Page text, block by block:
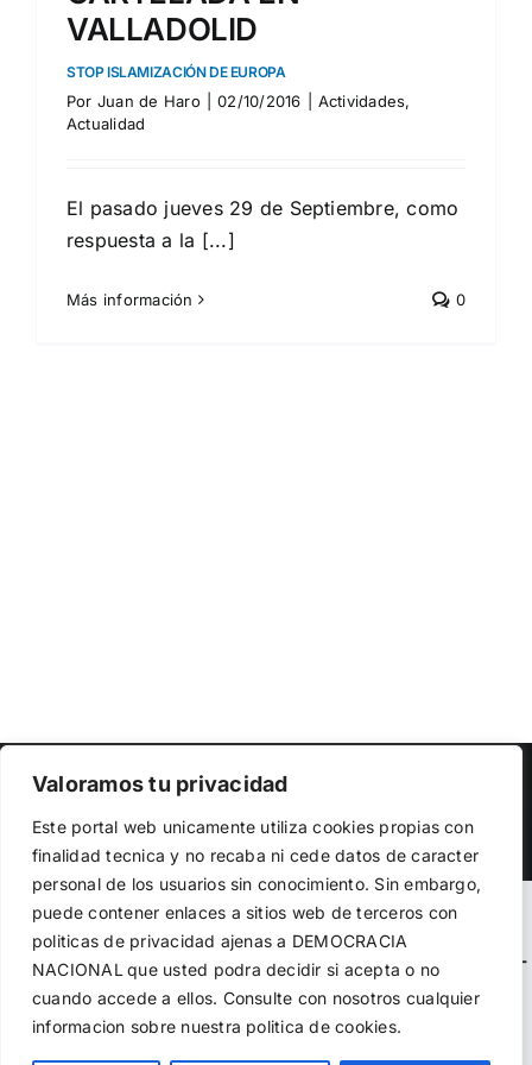
Valoramos tu privacidad
Este portal web unicamente utiliza cookies propias con
finalidad tecnica y no recaba ni cede datos de caracter
personal de los usuarios sin conocimiento. Sin embargo,
puede contener enlaces a sitios web de terceros con
politicas de privacidad ajenas a DEMOCRACIA
NACIONAL que usted podra decidir si acepta o no
cuando accede a ellos. Consulte con nosotros cualquier
informacion sobre nuestra politica de cookies.
VALLADOLID
STOP ISLAMIZACIÓN DE EUROPA
Por Juan de Haro 02/10/2016 Actividades,
Actualidad
El pasado jueves 29 de Septiembre, como
respuesta a la [...]
Más información 0
Copyright 2023 | Democracia Nacional
Facebook
TwitterInstagram
Warning
: Undefined variable $visibility_homepage in
/home/demopwcr/public_html/wp-content/plugins/kn-
mobile-sharebar/kn_mobile_sharebar.php on line71
Warning: Undefined variable $visibility_page in
el funcionamiento de la web, medir su uso y mejorar
nuestros servicios. Puede aceptar todas las cookies,
rechazar las no necesarias o configurar sus preferencias.
Política de cookies
Aceptar todo
Rechazar